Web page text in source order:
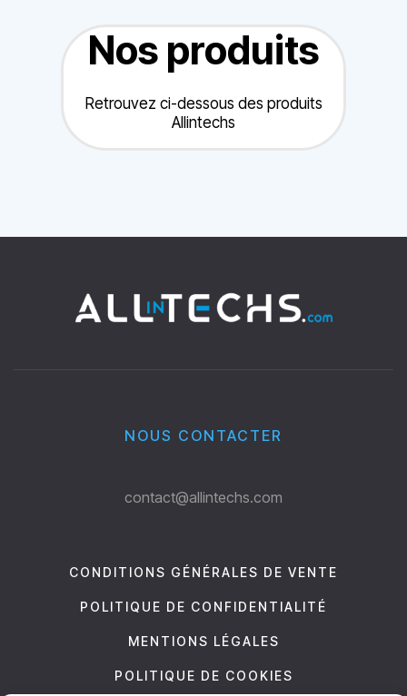
Nos produits
Retrouvez ci-dessous des produits
Allintechs
NOUS CONTACTER
contact@allintechs.com
CONDITIONS GÉNÉRALES DE VENTE
POLITIQUE DE CONFIDENTIALITÉ
MENTIONS LÉGALES
POLITIQUE DE COOKIES